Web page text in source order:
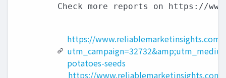
Check more reports on https://
https://www.reliablemarketinsights.com/
potatoes-seeds
https://www.reliablemarketinsights.com/